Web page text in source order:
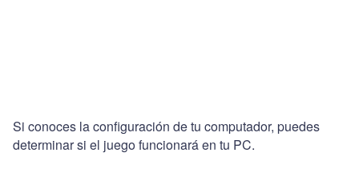
Si conoces la configuración de tu computador, puedes
determinar si el juego funcionará en tu PC.